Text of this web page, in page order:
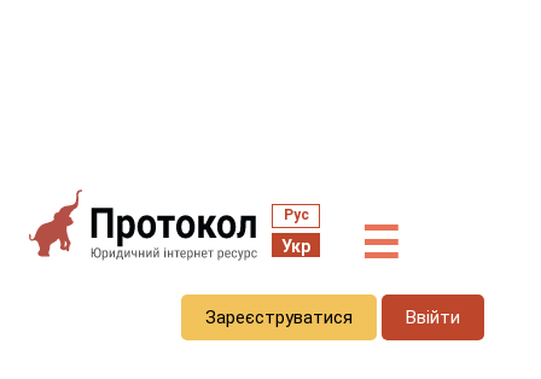
Рус
Укр ☰
Зареєструватися Ввійти